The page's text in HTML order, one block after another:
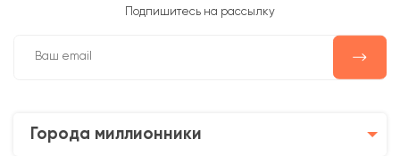
Подпишитесь на рассылку
Города миллионники